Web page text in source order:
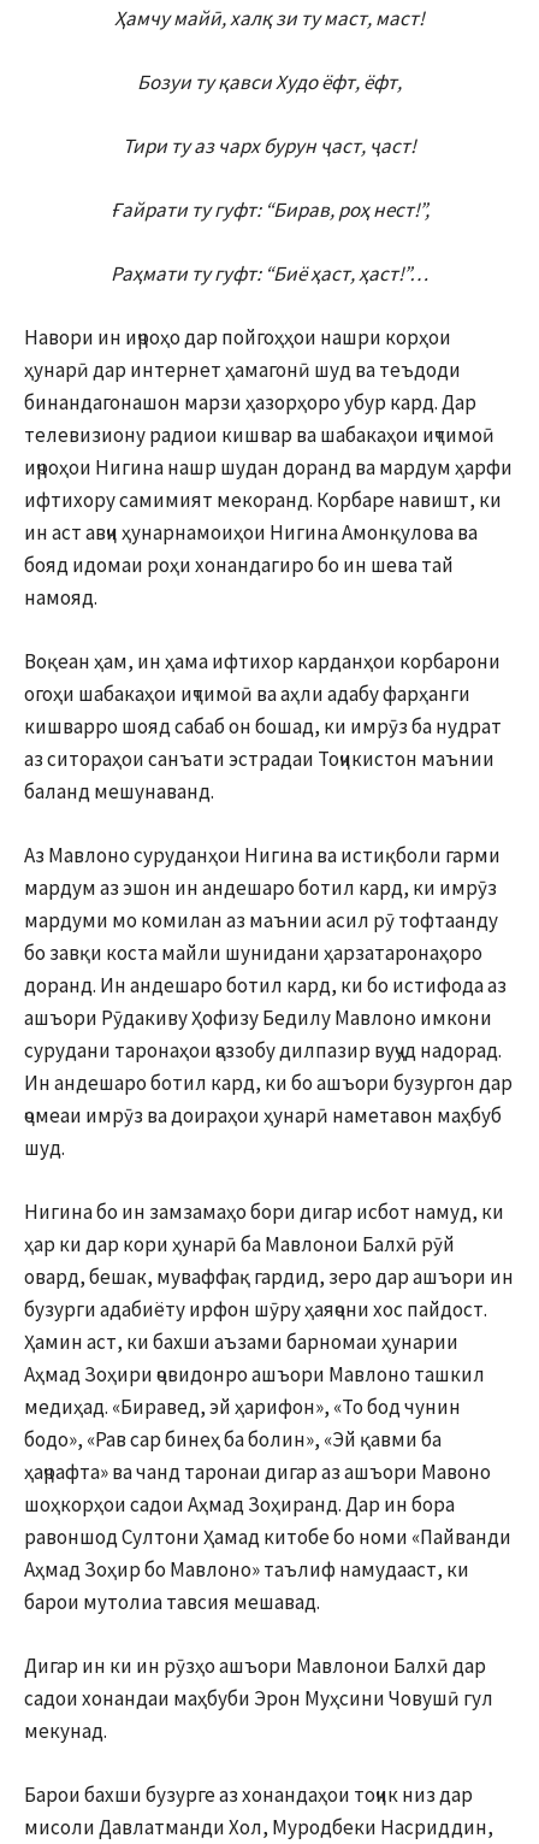
Ҳамчу майӣ, халқ зи ту маст, маст!
Бозуи ту қавси Худо ёфт, ёфт,
Тири ту аз чарх бурун ҷаст, ҷаст!
Ғайрати ту гуфт: “Бирав, роҳ нест!”,
Раҳмати ту гуфт: “Биё ҳаст, ҳаст!”…
Навори ин иҷроҳо дар пойгоҳҳои нашри корҳои
ҳунарӣ дар интернет ҳамагонӣ шуд ва теъдоди
бинандагонашон марзи ҳазорҳоро убур кард. Дар
телевизиону радиои кишвар ва шабакаҳои иҷтимоӣ
иҷроҳои Нигина нашр шудан доранд ва мардум ҳарфи
ифтихору самимият мекоранд. Корбаре навишт, ки
ин аст авҷи ҳунарнамоиҳои Нигина Амонқулова ва
бояд идомаи роҳи хонандагиро бо ин шева тай
намояд.
Воқеан ҳам, ин ҳама ифтихор карданҳои корбарони
огоҳи шабакаҳои иҷтимоӣ ва аҳли адабу фарҳанги
кишварро шояд сабаб он бошад, ки имрӯз ба нудрат
аз ситораҳои санъати эстрадаи Тоҷикистон маънии
баланд мешунаванд.
Аз Мавлоно суруданҳои Нигина ва истиқболи гарми
мардум аз эшон ин андешаро ботил кард, ки имрӯз
мардуми мо комилан аз маънии асил рӯ тофтаанду
бо завқи коста майли шунидани ҳарзатаронаҳоро
доранд. Ин андешаро ботил кард, ки бо истифода аз
ашъори Рӯдакиву Ҳофизу Бедилу Мавлоно имкони
сурудани таронаҳои ҷаззобу дилпазир вуҷуд надорад.
Ин андешаро ботил кард, ки бо ашъори бузургон дар
ҷомеаи имрӯз ва доираҳои ҳунарӣ наметавон маҳбуб
шуд.
Нигина бо ин замзамаҳо бори дигар исбот намуд, ки
ҳар ки дар кори ҳунарӣ ба Мавлонои Балхӣ рӯй
овард, бешак, муваффақ гардид, зеро дар ашъори ин
бузурги адабиёту ирфон шӯру ҳаяҷони хос пайдост.
Ҳамин аст, ки бахши аъзами барномаи ҳунарии
Аҳмад Зоҳири ҷовидонро ашъори Мавлоно ташкил
медиҳад. «Биравед, эй ҳарифон», «То бод чунин
бодо», «Рав сар бинеҳ ба болин», «Эй қавми ба
ҳаҷрафта» ва чанд таронаи дигар аз ашъори Мавоно
шоҳкорҳои садои Аҳмад Зоҳиранд. Дар ин бора
равоншод Султони Ҳамад китобе бо номи «Пайванди
Аҳмад Зоҳир бо Мавлоно» таълиф намудааст, ки
барои мутолиа тавсия мешавад.
Дигар ин ки ин рӯзҳо ашъори Мавлонои Балхӣ дар
садои хонандаи маҳбуби Эрон Муҳсини Човушӣ гул
мекунад.
Барои бахши бузурге аз хонандаҳои тоҷик низ дар
мисоли Давлатманди Хол, Муродбеки Насриддин,